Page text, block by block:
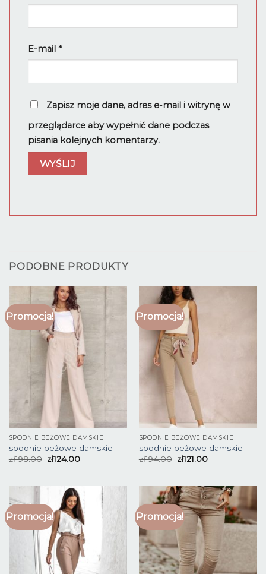
E-mail *
Zapisz moje dane, adres e-mail i witrynę w
przeglądarce aby wypełnić dane podczas
pisania kolejnych komentarzy.
PODOBNE PRODUKTY
Promocja!
SPODNIE BEŻOWE DAMSKIE
spodnie beżowe damskie
zł198.00 zł124.00
Promocja!
SPODNIE BEŻOWE DAMSKIE
spodnie beżowe damskie
zł194.00 zł121.00
Promocja! Promocja!